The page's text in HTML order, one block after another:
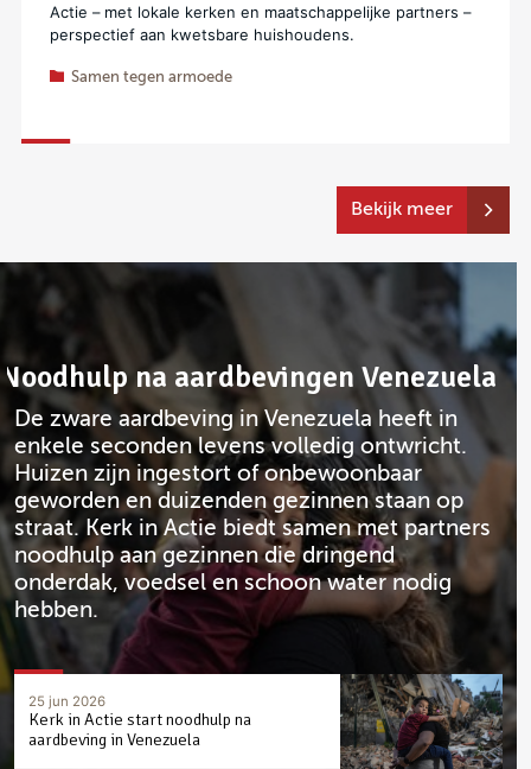
Actie – met lokale kerken en maatschappelijke partners –
perspectief aan kwetsbare huishoudens.
Samen tegen armoede
Bekijk meer
Noodhulp na aardbevingen Venezuela
De zware aardbeving in Venezuela heeft in
enkele seconden levens volledig ontwricht.
Huizen zijn ingestort of onbewoonbaar
geworden en duizenden gezinnen staan op
straat. Kerk in Actie biedt samen met partners
noodhulp aan gezinnen die dringend
onderdak, voedsel en schoon water nodig
hebben.
Kerk in Actie start noodhulp na
aardbeving in Venezuela
25 jun 2026